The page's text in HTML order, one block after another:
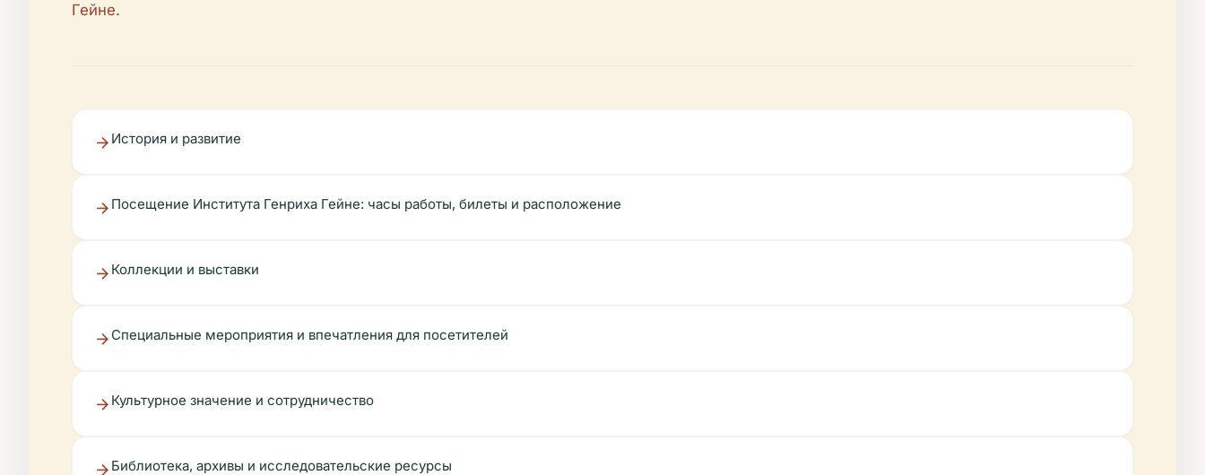
Гейне.
История и развитие
Посещение Института Генриха Гейне: часы работы, билеты и расположение
Коллекции и выставки
Специальные мероприятия и впечатления для посетителей
Культурное значение и сотрудничество
Библиотека, архивы и исследовательские ресурсы